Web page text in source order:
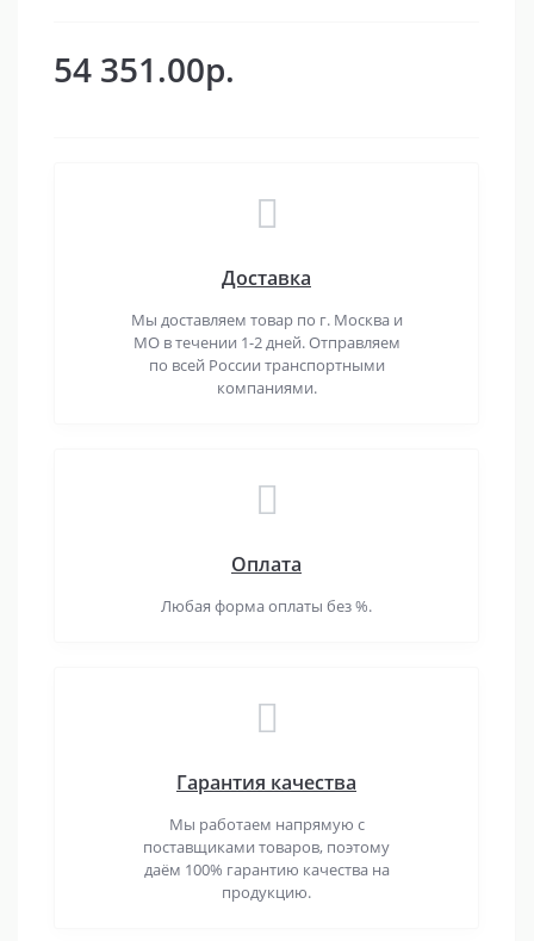
54 351.00р.
Доставка
Мы доставляем товар по г. Москва и
МО в течении 1-2 дней. Отправляем
по всей России транспортными
компаниями.
Оплата
Любая форма оплаты без %.
Гарантия качества
Мы работаем напрямую с
поставщиками товаров, поэтому
даём 100% гарантию качества на
продукцию.